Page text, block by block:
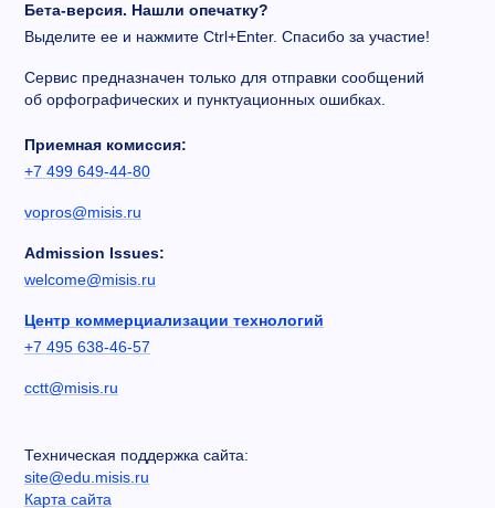
Бета-версия. Нашли опечатку?
Выделите ее и нажмите Ctrl+Enter. Спасибо за участие!
Сервис предназначен только для отправки сообщений
об орфографических и пунктуационных ошибках.
Приемная комиссия:
+7 499 649-44-80
vopros@misis.ru
Admission Issues:
welcome@misis.ru
Центр коммерциализации технологий
+7 495 638-46-57
cctt@misis.ru
Техническая поддержка сайта:
site@edu.misis.ru
Карта сайта